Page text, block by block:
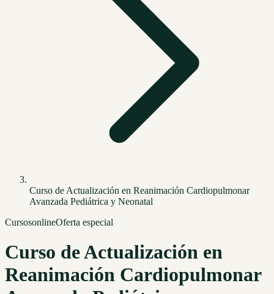
Curso de Actualización en Reanimación Cardiopulmonar
Avanzada Pediátrica y Neonatal
CursosonlineOferta especial
Curso de Actualización en
Reanimación Cardiopulmonar